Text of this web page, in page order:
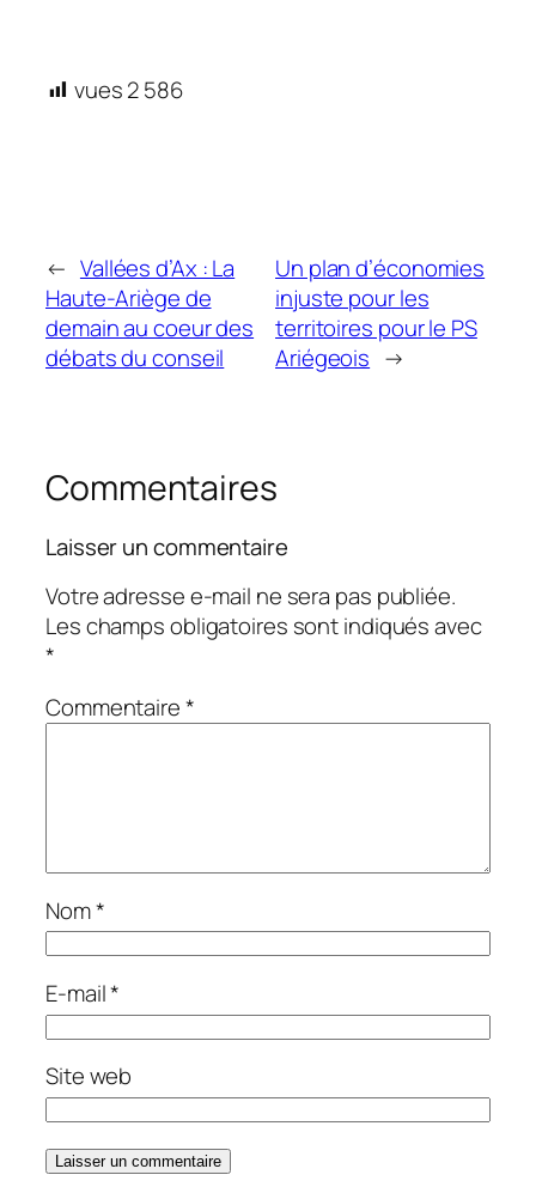
vues2 586
← Vallées d’Ax : La
Haute-Ariège de
demain au coeur des
débats du conseil
Un plan d’économies
injuste pour les
territoires pour le PS
Ariégeois →
Commentaires
Laisser un commentaire
Votre adresse e-mail ne sera pas publiée.
Les champs obligatoires sont indiqués avec
*
Commentaire*
Nom*
E-mail*
Site web